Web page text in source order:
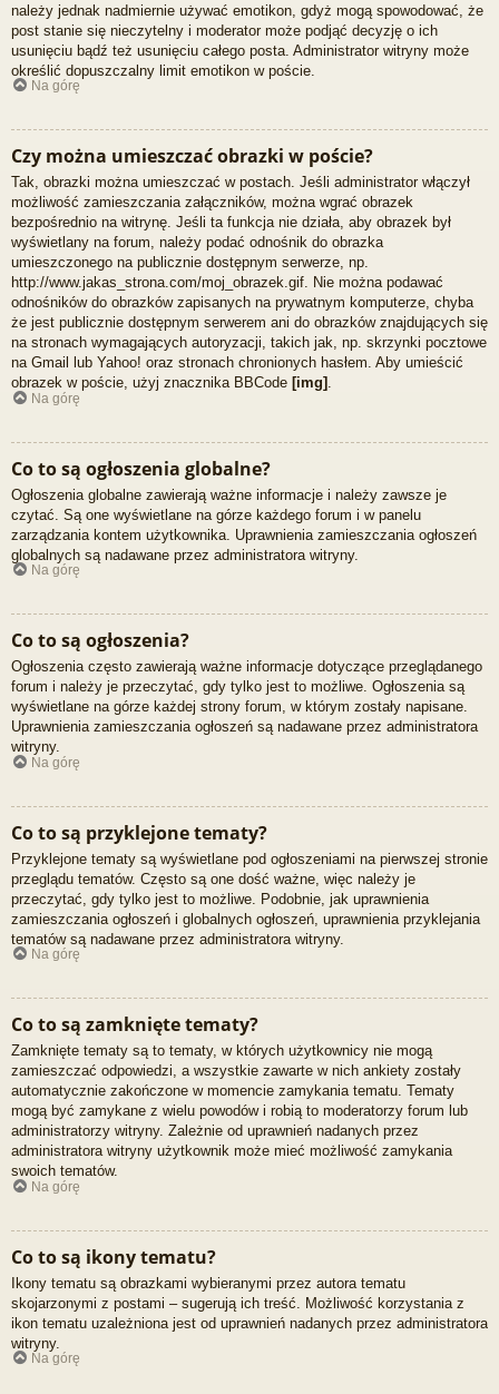
należy jednak nadmiernie używać emotikon, gdyż mogą spowodować, że
post stanie się nieczytelny i moderator może podjąć decyzję o ich
usunięciu bądź też usunięciu całego posta. Administrator witryny może
określić dopuszczalny limit emotikon w poście.
Na górę
Czy można umieszczać obrazki w poście?
Tak, obrazki można umieszczać w postach. Jeśli administrator włączył
możliwość zamieszczania załączników, można wgrać obrazek
bezpośrednio na witrynę. Jeśli ta funkcja nie działa, aby obrazek był
wyświetlany na forum, należy podać odnośnik do obrazka
umieszczonego na publicznie dostępnym serwerze, np.
http://www.jakas_strona.com/moj_obrazek.gif. Nie można podawać
odnośników do obrazków zapisanych na prywatnym komputerze, chyba
że jest publicznie dostępnym serwerem ani do obrazków znajdujących się
na stronach wymagających autoryzacji, takich jak, np. skrzynki pocztowe
na Gmail lub Yahoo! oraz stronach chronionych hasłem. Aby umieścić
obrazek w poście, użyj znacznika BBCode [img] .
Na górę
Co to są ogłoszenia globalne?
Ogłoszenia globalne zawierają ważne informacje i należy zawsze je
czytać. Są one wyświetlane na górze każdego forum i w panelu
zarządzania kontem użytkownika. Uprawnienia zamieszczania ogłoszeń
globalnych są nadawane przez administratora witryny.
Na górę
Co to są ogłoszenia?
Ogłoszenia często zawierają ważne informacje dotyczące przeglądanego
forum i należy je przeczytać, gdy tylko jest to możliwe. Ogłoszenia są
wyświetlane na górze każdej strony forum, w którym zostały napisane.
Uprawnienia zamieszczania ogłoszeń są nadawane przez administratora
witryny.
Na górę
Co to są przyklejone tematy?
Przyklejone tematy są wyświetlane pod ogłoszeniami na pierwszej stronie
przeglądu tematów. Często są one dość ważne, więc należy je
przeczytać, gdy tylko jest to możliwe. Podobnie, jak uprawnienia
zamieszczania ogłoszeń i globalnych ogłoszeń, uprawnienia przyklejania
tematów są nadawane przez administratora witryny.
Na górę
Co to są zamknięte tematy?
Zamknięte tematy są to tematy, w których użytkownicy nie mogą
zamieszczać odpowiedzi, a wszystkie zawarte w nich ankiety zostały
automatycznie zakończone w momencie zamykania tematu. Tematy
mogą być zamykane z wielu powodów i robią to moderatorzy forum lub
administratorzy witryny. Zależnie od uprawnień nadanych przez
administratora witryny użytkownik może mieć możliwość zamykania
swoich tematów.
Na górę
Co to są ikony tematu?
Ikony tematu są obrazkami wybieranymi przez autora tematu
skojarzonymi z postami – sugerują ich treść. Możliwość korzystania z
ikon tematu uzależniona jest od uprawnień nadanych przez administratora
witryny.
Na górę